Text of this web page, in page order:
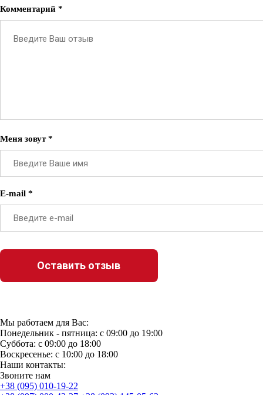
Комментарий *
Меня зовут *
E-mail *
Мы работаем для Вас:
Понедельник - пятница: с 09:00 до 19:00
Суббота: с 09:00 до 18:00
Воскресенье: с 10:00 до 18:00
Наши контакты:
Звоните нам
+38 (095) 010-19-22